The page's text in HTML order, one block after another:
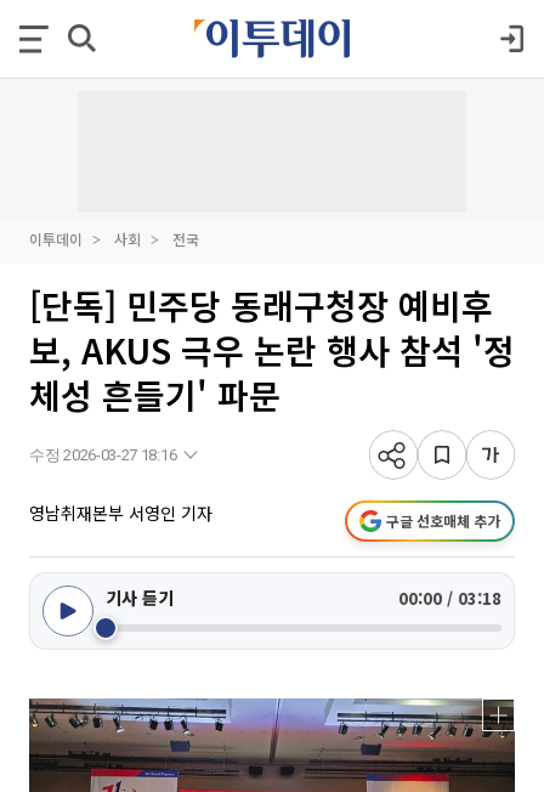
이투데이 사회 전국
[단독] 민주당 동래구청장 예비후
보, AKUS 극우 논란 행사 참석 '정
체성 흔들기' 파문
수정 2026-03-27 18:16
영남취재본부 서영인 기자 구글 선호매체 추가
기사 듣기 00:00 / 03:18